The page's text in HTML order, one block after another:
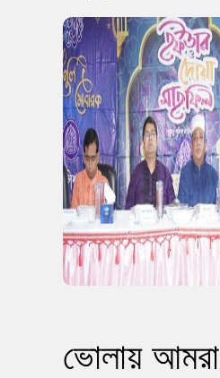
ভোলায় আমরা